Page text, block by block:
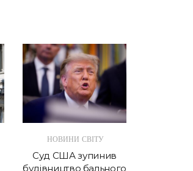
НОВИНИ СВІТУ
Суд США зупинив
будівництво бального